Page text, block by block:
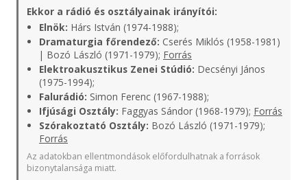
Ekkor a rádió és osztályainak irányítói:
Elnök: Hárs István (1974-1988);
Dramaturgia főrendező: Cserés Miklós (1958-1981)
| Bozó László (1971-1979); Forrás
Elektroakusztikus Zenei Stúdió: Decsényi János
(1975-1994);
Falurádió: Simon Ferenc (1967-1988);
Ifjúsági Osztály: Faggyas Sándor (1968-1979); Forrás
Szórakoztató Osztály: Bozó László (1971-1979);
Forrás
Az adatokban ellentmondások előfordulhatnak a források
bizonytalansága miatt.